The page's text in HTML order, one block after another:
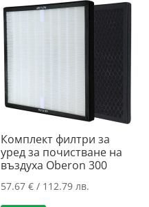
Комплект филтри за
уред за почистване на
въздуха Oberon 300
57.67€ / 112.79 лв.